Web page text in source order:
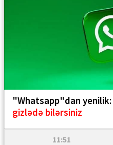
"Whatsapp"dan yenilik:
gizlədə bilərsiniz
11:51